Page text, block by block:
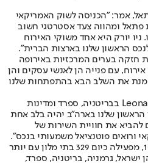
אמר: "הכניסה לשוק האמריקאי
פתאל ומהווה צעד אסטרטגי חשוב
יורק היא אחד משוקי האירוח
הראשון שלנו בארצות הברית".
חזקה בערים המרכזיות באירופה
אירוח, עם פנייה הן לאנשי עסקים והן
את השלב הבא בהתפתחות שלנו
רונן ניסנבאום, מנכ"ל Leonardo Hotels בבריטניה, ספרד ומדינות
הראשון שלנו בארה"ב יהיה בלב אחת
להביא את חוויית השירות של
קבוצת פתאל, שהוקמה בשנת 1998, מפעילה כיום 329 בתי מלון עם יותר
מדינות, ובהן ישראל, גרמניה, בריטניה, ספרד,